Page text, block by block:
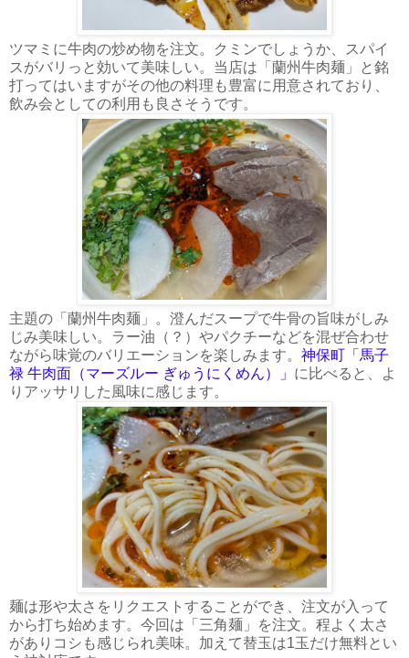
ツマミに牛肉の炒め物を注文。クミンでしょうか、スパイ
スがバリっと効いて美味しい。当店は「蘭州牛肉麺」と銘
打ってはいますがその他の料理も豊富に用意されており、
飲み会としての利用も良さそうです。
主題の「蘭州牛肉麺」。澄んだスープで牛骨の旨味がしみ
じみ美味しい。ラー油（？）やパクチーなどを混ぜ合わせ
ながら味覚のバリエーションを楽しみます。 神保町「馬子
禄 牛肉面（マーズルー ぎゅうにくめん）」 に比べると、よ
りアッサリした風味に感じます。
麺は形や太さをリクエストすることができ、注文が入って
から打ち始めます。今回は「三角麺」を注文。程よく太さ
がありコシも感じられ美味。加えて替玉は1玉だけ無料とい